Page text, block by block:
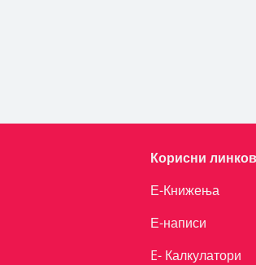
Корисни
Е-Книжења
Е-написи
E- Калкулатори